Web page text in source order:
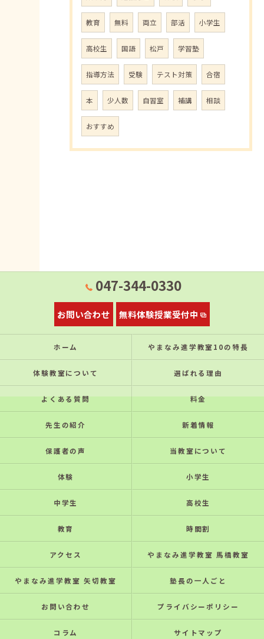
教育 無料 両立 部活 小学生
高校生 国語 松戸 学習塾
指導方法 受験 テスト対策 合宿
本 少人数 自習室 補講 相談
おすすめ
047-344-0330
お問い合わせ 無料体験授業受付中
ホーム やまなみ進学教室10の特⻑
体験教室について 選ばれる理由
よくある質問 料金
先生の紹介 新着情報
保護者の声 当教室について
体験 小学生
中学生 高校生
教育 時間割
アクセス やまなみ進学教室 馬橋教室
やまなみ進学教室 矢切教室 塾長の一人ごと
お問い合わせ プライバシーポリシー
コラム サイトマップ